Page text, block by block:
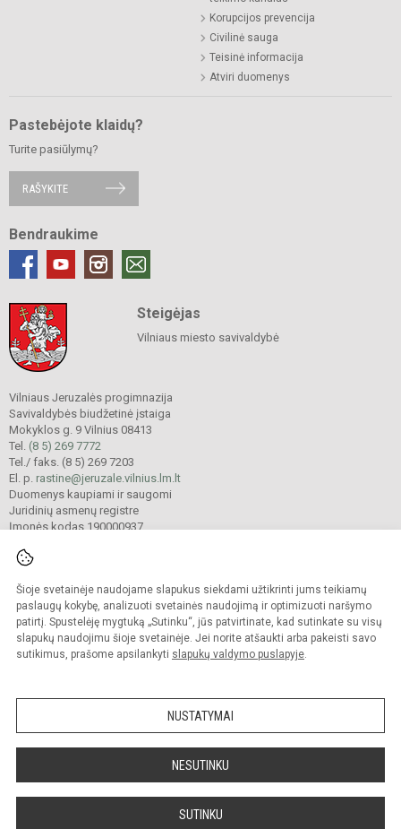
Šioje svetainėje naudojame slapukus siekdami užtikrinti jums teikiamų
paslaugų kokybę, analizuoti svetainės naudojimą ir optimizuoti naršymo
patirtį. Spustelėję mygtuką „Sutinku“, jūs patvirtinate, kad sutinkate su visų
slapukų naudojimu šioje svetainėje. Jei norite atšaukti arba pakeisti savo
sutikimus, prašome apsilankyti slapukų valdymo puslapyje.
NUSTATYMAI
NESUTINKU
SUTINKU
Korupcijos prevencija
Civilinė sauga
Teisinė informacija
Atviri duomenys
Pastebėjote klaidų?
Turite pasiūlymų?
RAŠYKITE
Bendraukime
Steigėjas
Vilniaus miesto savivaldybė
Vilniaus Jeruzalės progimnazija
Savivaldybės biudžetinė įstaiga
Mokyklos g. 9 Vilnius 08413
Tel. (8 5) 269 7772
Tel./ faks. (8 5) 269 7203
El. p. rastine@jeruzale.vilnius.lm.lt
Duomenys kaupiami ir saugomi
Juridinių asmenų registre
Įmonės kodas 190000937
© 2024. Vilniaus Jeruzalės progimnazija. Visos teisės saugomos.
Kopijuoti turinį be raštiško gimnazijos sutikimo griežtai draudžiama.
Prieinamumo paraiška Slapukų valdymas
Sumanus būdas atnaujinti